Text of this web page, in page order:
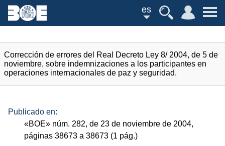
es
Corrección de errores del Real Decreto Ley 8/ 2004, de 5 de
noviembre, sobre indemnizaciones a los participantes en
operaciones internacionales de paz y seguridad.
Publicado en:
«BOE» núm. 282, de 23 de noviembre de 2004,
páginas 38673 a 38673 (1 pág.)